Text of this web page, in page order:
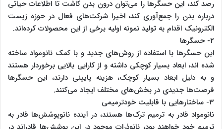
رصد کند، این حسگرها را می‌توان درون بدن کاشت تا اطلاعات حیاتی
درباره بدن را جمع‌آوری کند، اخیرا شرکت‌های فعال در حوزه زیست
الکترونیک اقدام به تولید نمونه اولیه برخی از این محصولات کرده‌اند.
۲- حسگرها
این حسگرها با استفاده از روش‌های جدید و با کمک نانومواد ساخته
شده ‌اند، ابعاد بسیار کوچکی داشته و از کارایی بالایی برخوردار هستند
و به دلیل ابعاد بسیار کوچک، هزینه پایینی دارند، این حسگرها
فرصت‌ها جدیدی در بخش‌های مختلف ایجاد می‌کنند.
۳- ساختارهایی با قابلیت خودترمیمی
نانومواد قادر به ترمیم ترک‌ها هستند، در آینده نانوپوشش‌ها قادر به